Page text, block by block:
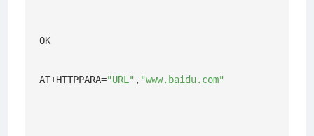
OK
AT+HTTPPARA="URL" , "www.baidu.com"